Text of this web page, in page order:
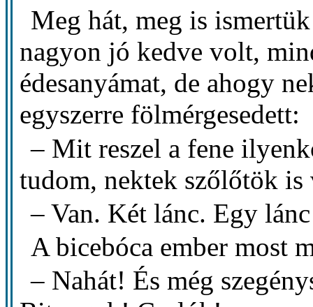
Meg hát, meg is
nagyon jó kedve volt,
édesanyámat, de ahogy
egyszerre fölmérgesedett:
– Mit reszel a fene
tudom, nektek szőlőtök is
– Van. Két lánc. Egy
A bicebóca ember most
– Nahát! És még